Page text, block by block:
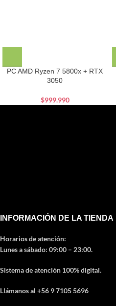
PC AMD Ryzen 7 5800x + RTX
3050
$999.990
INFORMACIÓN DE LA TIENDA
Horarios de atención:
Lunes a sábado: 09:00 – 23:00.
Sistema de atención 100% digital.
Llámanos al +56 9 7105 5696